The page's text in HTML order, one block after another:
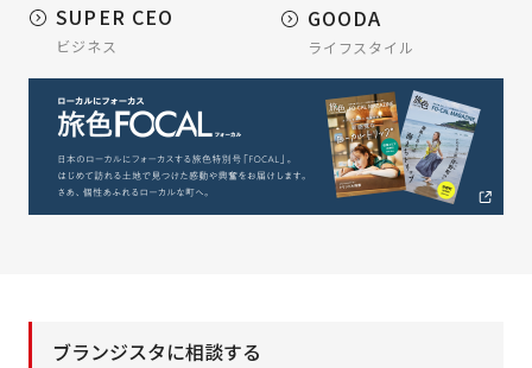
SUPER CEO
ビジネス
GOODA
ライフスタイル
ブランジスタに相談する